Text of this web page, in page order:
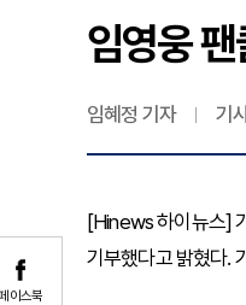
이스북
임영웅 팬
임혜정 기자 기
[Hinews 하이뉴스]
기부했다고 밝혔다.